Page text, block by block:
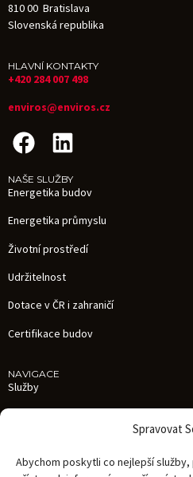
Spravovat
Abychom poskytli co nejlepší
810 00 Bratislava
Slovenská republika
HLAVNÍ KONTAKTY
+420 284 007 498
enviros@enviros.cz
NAŠE SLUŽBY
Energetika budov
Energetika průmyslu
Životní prostředí
Udržitelnost
Dotace v ČR i zahraničí
Certifikace budov
NAVIGACE
Služby
O nás